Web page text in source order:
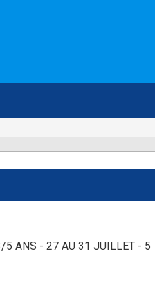
5 ANS - 27 AU 31 JUILLET - 5